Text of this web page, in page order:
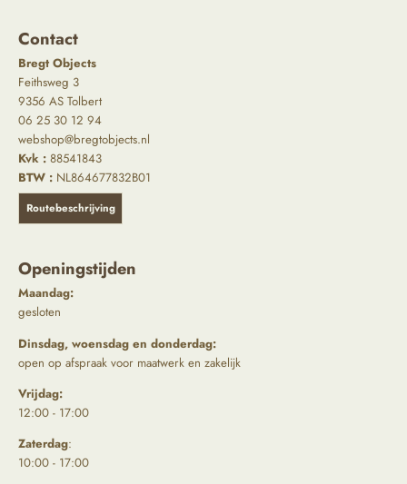
Contact
Bregt Objects
Feithsweg 3
9356 AS Tolbert
06 25 30 12 94
webshop@bregtobjects.nl
Kvk : 88541843
BTW : NL864677832B01
Routebeschrijving
Openingstijden
Maandag:
gesloten
Dinsdag, woensdag en donderdag:
open op afspraak voor maatwerk en zakelijk
Vrijdag:
12:00 - 17:00
Zaterdag:
10:00 - 17:00